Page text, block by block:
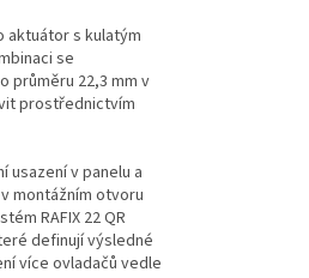
aktuátor s kulatým
se
průměru 22,3 mm v
prostřednictvím
v panelu a
montážním otvoru
RAFIX 22 QR
definují výsledné
více ovladačů vedle